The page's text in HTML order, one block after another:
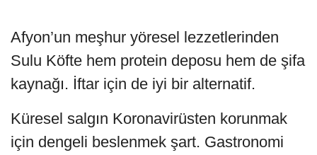
Afyon’un meşhur yöresel lezzetlerinden
Sulu Köfte hem protein deposu hem de şifa
kaynağı. İftar için de iyi bir alternatif.
Küresel salgın Koronavirüsten korunmak
için dengeli beslenmek şart. Gastronomi